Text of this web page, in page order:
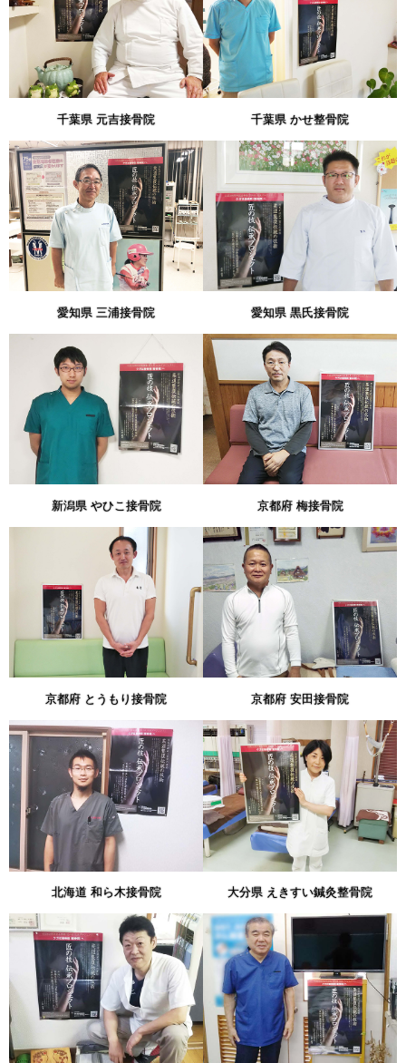
千葉県 元吉接骨院 千葉県 かせ整骨院
愛知県 三浦接骨院 愛知県 黒氏接骨院
新潟県 やひこ接骨院 京都府 梅接骨院
京都府 とうもり接骨院 京都府 安田接骨院
北海道 和ら木接骨院 大分県 えきすい鍼灸整骨院